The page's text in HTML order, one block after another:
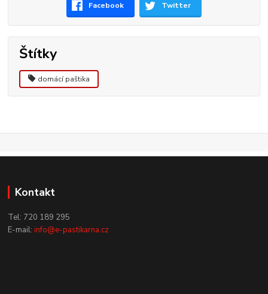
Facebook Twitter
Štítky
domácí paštika
Kontakt
Tel: 720 189 295
E-mail:info@e-pastikarna.cz